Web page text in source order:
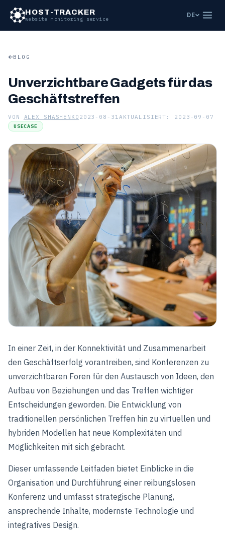
HOST-TRACKER
website monitoring service
DE
BLOG
Unverzichtbare Gadgets für das
Geschäftstreffen
VON ALEX SHASHENKO 2023-08-31AKTUALISIERT: 2023-09-07
USECASE
In einer Zeit, in der Konnektivität und Zusammenarbeit
den Geschäftserfolg vorantreiben, sind Konferenzen zu
unverzichtbaren Foren für den Austausch von Ideen, den
Aufbau von Beziehungen und das Treffen wichtiger
Entscheidungen geworden. Die Entwicklung von
traditionellen persönlichen Treffen hin zu virtuellen und
hybriden Modellen hat neue Komplexitäten und
Möglichkeiten mit sich gebracht.
Dieser umfassende Leitfaden bietet Einblicke in die
Organisation und Durchführung einer reibungslosen
Konferenz und umfasst strategische Planung,
ansprechende Inhalte, modernste Technologie und
integratives Design.